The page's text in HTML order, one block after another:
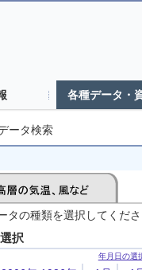
各種データ・
ータ検索
タの種類を選択してくだ
択
年月日の選